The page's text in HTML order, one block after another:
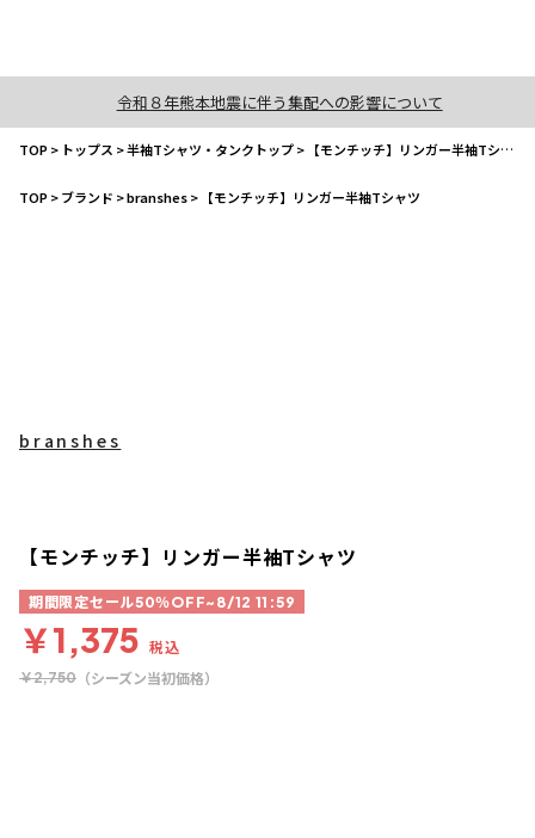
令和８年熊本地震に伴う集配への影響について
TOP> トップス >半袖Tシャツ・タンクトップ> 【モンチッチ】リンガー半袖Tシャツ
TOP>ブランド >branshes> 【モンチッチ】リンガー半袖Tシャツ
branshes
【モンチッチ】リンガー半袖Tシャツ
期間限定セール50％OFF~8/12 11:59
￥1,375 税込
￥2,750 （シーズン当初価格）